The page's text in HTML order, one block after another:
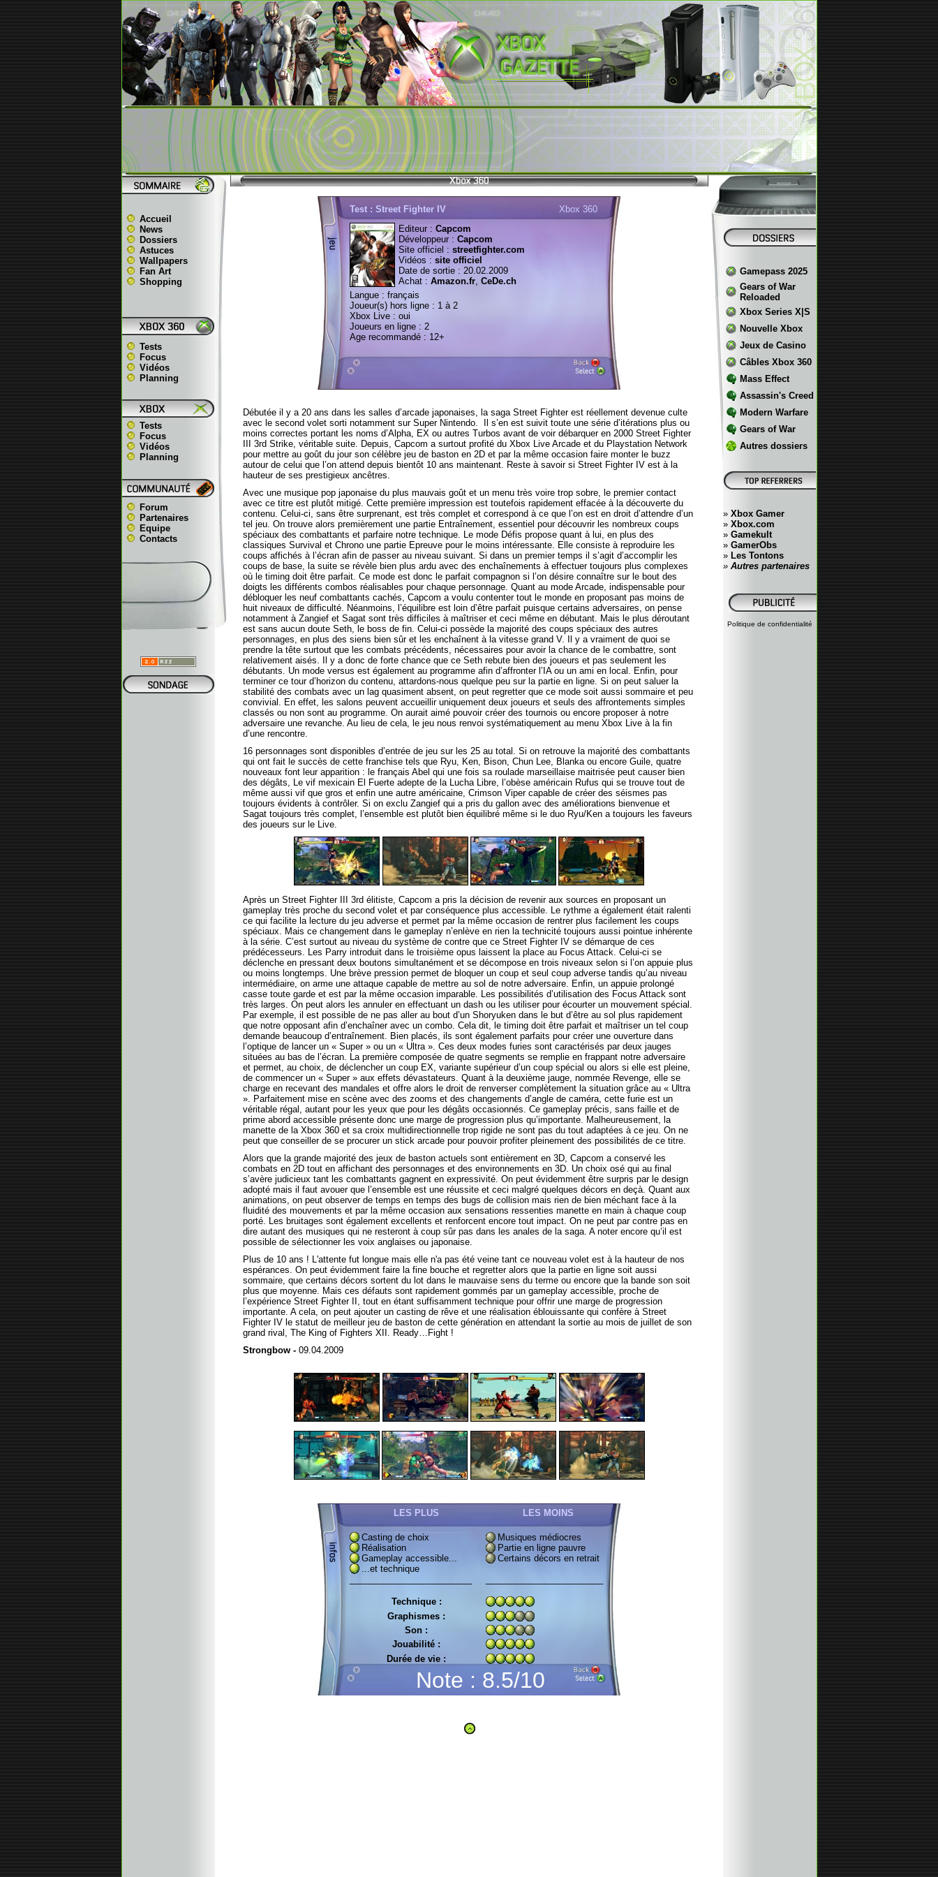
Accueil
News
Dossiers
Astuces
Wallpapers
Fan Art
Shopping
Tests
Focus
Vidéos
Planning
Tests
Focus
Vidéos
Planning
Forum
Partenaires
Equipe
Contacts
Test : Street Fighter IV
Xbox 360
Editeur : Capcom
Développeur : Capcom
Site officiel : streetfighter.com
Vidéos : site officiel
Date de sortie : 20.02.2009
Achat : Amazon.fr, CeDe.ch
Langue : français
Joueur(s) hors ligne : 1 à 2
Xbox Live : oui
Joueurs en ligne : 2
Age recommandé : 12+
Débutée il y a 20 ans dans les salles d’arcade japonaises, la saga Street Fighter est réellement devenue culte
avec le second volet sorti notamment sur Super Nintendo. Il s’en est suivit toute une série d’itérations plus ou
moins correctes portant les noms d’Alpha, EX ou autres Turbos avant de voir débarquer en 2000 Street Fighter
III 3rd Strike, véritable suite. Depuis, Capcom a surtout profité du Xbox Live Arcade et du Playstation Network
pour mettre au goût du jour son célèbre jeu de baston en 2D et par la même occasion faire monter le buzz
autour de celui que l’on attend depuis bientôt 10 ans maintenant. Reste à savoir si Street Fighter IV est à la
hauteur de ses prestigieux ancêtres.
Avec une musique pop japonaise du plus mauvais goût et un menu très voire trop sobre, le premier contact
avec ce titre est plutôt mitigé. Cette première impression est toutefois rapidement effacée à la découverte du
contenu. Celui-ci, sans être surprenant, est très complet et correspond à ce que l’on est en droit d’attendre d’un
tel jeu. On trouve alors premièrement une partie Entraînement, essentiel pour découvrir les nombreux coups
spéciaux des combattants et parfaire notre technique. Le mode Défis propose quant à lui, en plus des
classiques Survival et Chrono une partie Epreuve pour le moins intéressante. Elle consiste à reproduire les
coups affichés à l’écran afin de passer au niveau suivant. Si dans un premier temps il s’agit d’accomplir les
coups de base, la suite se révèle bien plus ardu avec des enchaînements à effectuer toujours plus complexes
où le timing doit être parfait. Ce mode est donc le parfait compagnon si l’on désire connaître sur le bout des
doigts les différents combos réalisables pour chaque personnage. Quant au mode Arcade, indispensable pour
débloquer les neuf combattants cachés, Capcom a voulu contenter tout le monde en proposant pas moins de
huit niveaux de difficulté. Néanmoins, l’équilibre est loin d’être parfait puisque certains adversaires, on pense
notamment à Zangief et Sagat sont très difficiles à maîtriser et ceci même en débutant. Mais le plus déroutant
est sans aucun doute Seth, le boss de fin. Celui-ci possède la majorité des coups spéciaux des autres
personnages, en plus des siens bien sûr et les enchaînent à la vitesse grand V. Il y a vraiment de quoi se
prendre la tête surtout que les combats précédents, nécessaires pour avoir la chance de le combattre, sont
relativement aisés. Il y a donc de forte chance que ce Seth rebute bien des joueurs et pas seulement les
débutants. Un mode versus est également au programme afin d’affronter l’IA ou un ami en local. Enfin, pour
terminer ce tour d’horizon du contenu, attardons-nous quelque peu sur la partie en ligne. Si on peut saluer la
stabilité des combats avec un lag quasiment absent, on peut regretter que ce mode soit aussi sommaire et peu
convivial. En effet, les salons peuvent accueillir uniquement deux joueurs et seuls des affrontements simples
classés ou non sont au programme. On aurait aimé pouvoir créer des tournois ou encore proposer à notre
adversaire une revanche. Au lieu de cela, le jeu nous renvoi systématiquement au menu Xbox Live à la fin
d’une rencontre.
16 personnages sont disponibles d’entrée de jeu sur les 25 au total. Si on retrouve la majorité des combattants
qui ont fait le succès de cette franchise tels que Ryu, Ken, Bison, Chun Lee, Blanka ou encore Guile, quatre
nouveaux font leur apparition : le français Abel qui une fois sa roulade marseillaise maitrisée peut causer bien
des dégâts, Le vif mexicain El Fuerte adepte de la Lucha Libre, l’obèse américain Rufus qui se trouve tout de
même aussi vif que gros et enfin une autre américaine, Crimson Viper capable de créer des séismes pas
toujours évidents à contrôler. Si on exclu Zangief qui a pris du gallon avec des améliorations bienvenue et
Sagat toujours très complet, l’ensemble est plutôt bien équilibré même si le duo Ryu/Ken a toujours les faveurs
des joueurs sur le Live.
Après un Street Fighter III 3rd élitiste, Capcom a pris la décision de revenir aux sources en proposant un
gameplay très proche du second volet et par conséquence plus accessible. Le rythme a également était ralenti
ce qui facilite la lecture du jeu adverse et permet par la même occasion de rentrer plus facilement les coups
spéciaux. Mais ce changement dans le gameplay n’enlève en rien la technicité toujours aussi pointue inhérente
à la série. C’est surtout au niveau du système de contre que ce Street Fighter IV se démarque de ces
prédécesseurs. Les Parry introduit dans le troisième opus laissent la place au Focus Attack. Celui-ci se
déclenche en pressant deux boutons simultanément et se décompose en trois niveaux selon si l’on appuie plus
ou moins longtemps. Une brève pression permet de bloquer un coup et seul coup adverse tandis qu’au niveau
intermédiaire, on arme une attaque capable de mettre au sol de notre adversaire. Enfin, un appuie prolongé
casse toute garde et est par la même occasion imparable. Les possibilités d’utilisation des Focus Attack sont
très larges. On peut alors les annuler en effectuant un dash ou les utiliser pour écourter un mouvement spécial.
Par exemple, il est possible de ne pas aller au bout d’un Shoryuken dans le but d’être au sol plus rapidement
que notre opposant afin d’enchaîner avec un combo. Cela dit, le timing doit être parfait et maîtriser un tel coup
demande beaucoup d’entraînement. Bien placés, ils sont également parfaits pour créer une ouverture dans
l’optique de lancer un « Super » ou un « Ultra ». Ces deux modes furies sont caractérisés par deux jauges
situées au bas de l’écran. La première composée de quatre segments se remplie en frappant notre adversaire
et permet, au choix, de déclencher un coup EX, variante supérieur d’un coup spécial ou alors si elle est pleine,
de commencer un « Super » aux effets dévastateurs. Quant à la deuxième jauge, nommée Revenge, elle se
charge en recevant des mandales et offre alors le droit de renverser complètement la situation grâce au « Ultra
». Parfaitement mise en scène avec des zooms et des changements d’angle de caméra, cette furie est un
véritable régal, autant pour les yeux que pour les dégâts occasionnés. Ce gameplay précis, sans faille et de
prime abord accessible présente donc une marge de progression plus qu’importante. Malheureusement, la
manette de la Xbox 360 et sa croix multidirectionnelle trop rigide ne sont pas du tout adaptées à ce jeu. On ne
peut que conseiller de se procurer un stick arcade pour pouvoir profiter pleinement des possibilités de ce titre.
Alors que la grande majorité des jeux de baston actuels sont entièrement en 3D, Capcom a conservé les
combats en 2D tout en affichant des personnages et des environnements en 3D. Un choix osé qui au final
s’avère judicieux tant les combattants gagnent en expressivité. On peut évidemment être surpris par le design
adopté mais il faut avouer que l’ensemble est une réussite et ceci malgré quelques décors en deçà. Quant aux
animations, on peut observer de temps en temps des bugs de collision mais rien de bien méchant face à la
fluidité des mouvements et par la même occasion aux sensations ressenties manette en main à chaque coup
porté. Les bruitages sont également excellents et renforcent encore tout impact. On ne peut par contre pas en
dire autant des musiques qui ne resteront à coup sûr pas dans les anales de la saga. A noter encore qu’il est
possible de sélectionner les voix anglaises ou japonaise.
Plus de 10 ans ! L'attente fut longue mais elle n'a pas été veine tant ce nouveau volet est à la hauteur de nos
espérances. On peut évidemment faire la fine bouche et regretter alors que la partie en ligne soit aussi
sommaire, que certains décors sortent du lot dans le mauvaise sens du terme ou encore que la bande son soit
plus que moyenne. Mais ces défauts sont rapidement gommés par un gameplay accessible, proche de
l’expérience Street Fighter II, tout en étant suffisamment technique pour offrir une marge de progression
importante. A cela, on peut ajouter un casting de rêve et une réalisation éblouissante qui confère à Street
Fighter IV le statut de meilleur jeu de baston de cette génération en attendant la sortie au mois de juillet de son
grand rival, The King of Fighters XII. Ready…Fight !
Strongbow - 09.04.2009
LES PLUS LES MOINS
Casting de choix
Réalisation
Gameplay accessible...
...et technique
Musiques médiocres
Partie en ligne pauvre
Certains décors en retrait
Technique :
Graphismes :
Son :
Jouabilité :
Durée de vie :
Note : 8.5/10
Gamepass 2025
Gears of War
Reloaded
Xbox Series X|S
Nouvelle Xbox
Jeux de Casino
Câbles Xbox 360
Mass Effect
Assassin's Creed
Modern Warfare
Gears of War
Autres dossiers
» Xbox Gamer
» Xbox.com
» Gamekult
» GamerObs
» Les Tontons
»Autres partenaires
Politique de confidentialité